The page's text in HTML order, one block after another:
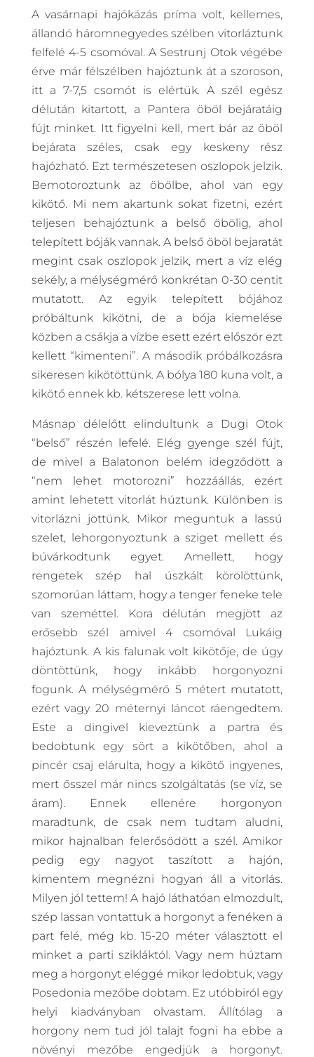
A vasárnapi hajókázás príma volt, kellemes,
állandó háromnegyedes szélben vitorláztunk
felfelé 4-5 csomóval. A Sestrunj Otok végébe
érve már félszélben hajóztunk át a szoroson,
itt a 7-7,5 csomót is elértük. A szél egész
délután kitartott, a Pantera öböl bejáratáig
fújt minket. Itt figyelni kell, mert bár az öböl
bejárata széles, csak egy keskeny rész
hajózható. Ezt természetesen oszlopok jelzik.
Bemotoroztunk az öbölbe, ahol van egy
kikötő. Mi nem akartunk sokat fizetni, ezért
teljesen behajóztunk a belső öbölig, ahol
telepített bóják vannak. A belső öböl bejaratát
megint csak oszlopok jelzik, mert a víz elég
sekély, a mélységmérő konkrétan 0-30 centit
mutatott. Az egyik telepített bójához
próbáltunk kikötni, de a bója kiemelése
közben a csákja a vízbe esett ezért először ezt
kellett “kimenteni”. A második próbálkozásra
sikeresen kikötöttünk. A bólya 180 kuna volt, a
kikötő ennek kb. kétszerese lett volna.
Másnap délelőtt elindultunk a Dugi Otok
“belső” részén lefelé. Elég gyenge szél fújt,
de mivel a Balatonon belém idegződött a
“nem lehet motorozni” hozzáállás, ezért
amint lehetett vitorlát húztunk. Különben is
vitorlázni jöttünk. Mikor meguntuk a lassú
szelet, lehorgonyoztunk a sziget mellett és
búvárkodtunk egyet. Amellett, hogy
rengetek szép hal úszkált körölöttünk,
szomorúan láttam, hogy a tenger feneke tele
van szeméttel. Kora délután megjött az
erősebb szél amivel 4 csomóval Lukáig
hajóztunk. A kis falunak volt kikötője, de úgy
döntöttünk, hogy inkább horgonyozni
fogunk. A mélységmérő 5 métert mutatott,
ezért vagy 20 méternyi láncot ráengedtem.
Este a dingivel kieveztünk a partra és
bedobtunk egy sört a kikötőben, ahol a
pincér csaj elárulta, hogy a kikötő ingyenes,
mert ősszel már nincs szolgáltatás (se víz, se
áram). Ennek ellenére horgonyon
maradtunk, de csak nem tudtam aludni,
mikor hajnalban felerősödött a szél. Amikor
pedig egy nagyot taszított a hajón,
kimentem megnézni hogyan áll a vitorlás.
Milyen jól tettem! A hajó láthatóan elmozdult,
szép lassan vontattuk a horgonyt a fenéken a
part felé, még kb. 15-20 méter választott el
minket a parti szikláktól. Vagy nem húztam
meg a horgonyt eléggé mikor ledobtuk, vagy
Posedonia mezőbe dobtam. Ez utóbbiról egy
helyi kiadványban olvastam. Állítólag a
horgony nem tud jól talajt fogni ha ebbe a
növényi mezőbe engedjük a horgonyt.